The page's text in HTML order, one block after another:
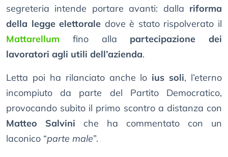
segreteria intende portare avanti: dalla riforma
della legge elettorale dove è stato rispolverato il
Mattarellum fino alla partecipazione dei
lavoratori agli utili dell’azienda.
Letta poi ha rilanciato anche lo ius soli, l’eterno
incompiuto da parte del Partito Democratico,
provocando subito il primo scontro a distanza con
Matteo Salvini che ha commentato con un
laconico “parte male”.